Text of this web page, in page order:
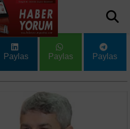
Paylas Paylas Paylas